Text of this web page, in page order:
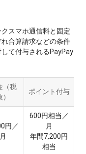
スマホ通信料と固定
合算請求などの条件
て付与されるPayPay
（税
ポイント付与
円／
月
600円相当／
月
年間7,200円
相当